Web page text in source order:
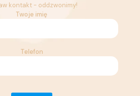
kontakt - oddzwonimy!
Twoje imię
Telefon